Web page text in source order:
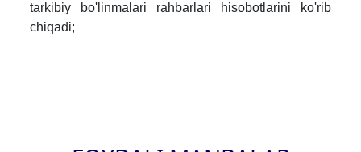
tarkibiy bo'linmalari rahbarlari hisobotlarini ko'rib
chiqadi;